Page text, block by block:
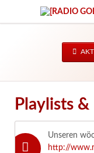
Playlists
Unseren
http://